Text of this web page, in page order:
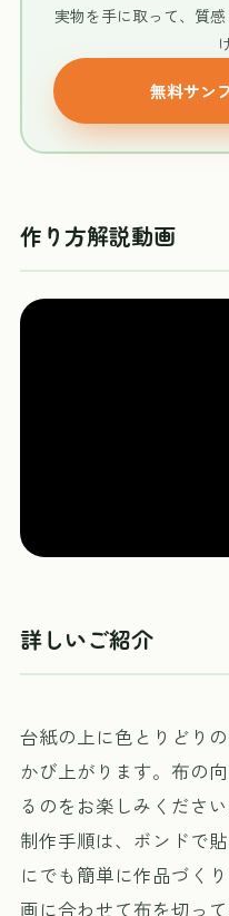
実物を手に取って、質
無料サン
作り方解説動画
詳しいご紹介
台紙の上に色とりどり
かび上がります。布の
るのをお楽しみください
制作手順は、ボンドで
にでも簡単に作品づく
画に合わせて布を切っ